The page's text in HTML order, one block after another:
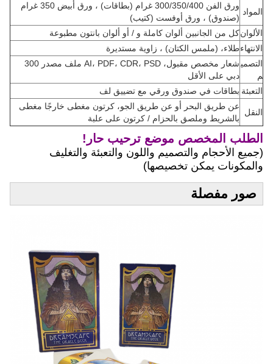
المواد
ورق الفن 300/350/400 غرام (بطاقات) ، ورق أبيض 350 غرام
(صندوق) ، ورق أوفست (كتيب)
الألوانكل من الجانبين ألوان كاملة و / أو ألوان بانتون مطبوعة
الانتهاءطلاء، (ملمس الكتان) ، زاوية مستديرة
التصمي
م
شعار مخصص مقبول، AI، PDF، CDR، PSD ملف مصدر 300
دبي على الأقل
التعبئة بطاقات في صندوق ورقي مع تضييق لف
النقل
عن طريق البحر أو عن طريق الجو، كرتون مغطى خارجًا مغطى
بالشريط وملصق بالحزام / كرتون على علبة
الطلب المخصص موضع ترحيب حار!
(جميع الأحجام والتصميم واللون والتعبئة والتغليف
والمكونات يمكن تخصيصها)
صور مفصلة